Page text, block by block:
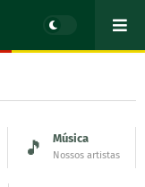
🎵 Música
Nossos artistas